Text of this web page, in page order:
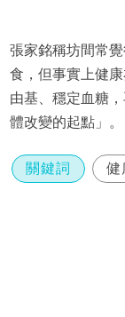
張家銘稱坊間常
食，但事實上健
由基、穩定血糖
體改變的起點」。
關鍵詞 健